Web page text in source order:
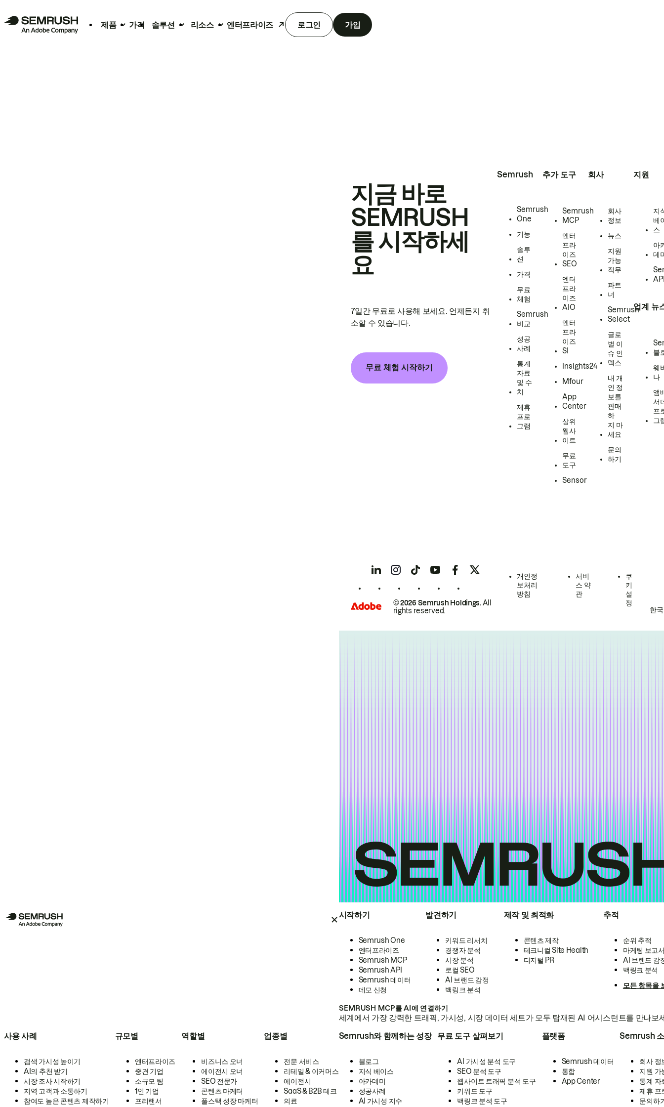
제품 가격 솔루션 리소스 엔터프라이즈 로그인 가입
시작하기
Semrush One
엔터프라이즈
Semrush MCP
Semrush API
Semrush 데이터
데모 신청
발견하기
키워드 리서치
경쟁자 분석
시장 분석
로컬 SEO
AI 브랜드 감정
백링크 분석
제작 및 최적화
콘텐츠 제작
테크니컬 Site Health
디지털 PR
추적
순위 추적
마케팅 보고
AI 브랜드 감
백링크 분석
모든 항목을
SEMRUSH MCP를 AI에 연결하기
세계에서 가장 강력한 트래픽, 가시성, 시장 데이터 세트가 모두 탑재된 AI 어시스턴트를 만나보
사용 사례
검색 가시성 높이기
AI의 추천 받기
시장 조사 시작하기
지역 고객과 소통하기
참여도 높은 콘텐츠 제작하기
규모별
엔터프라이즈
중견 기업
소규모 팀
1인 기업
프리랜서
역할별
비즈니스 오너
에이전시 오너
SEO 전문가
콘텐츠 마케터
풀스택 성장 마케터
업종별
전문 서비스
리테일 & 이커머스
에이전시
SaaS & B2B 테크
의료
Semrush와 함께하는 성장
블로그
지식 베이스
아카데미
성공사례
AI 가시성 지수
무료 도구 살펴보기
AI 가시성 분석 도구
SEO 분석 도구
웹사이트 트래픽 분석 도구
키워드 도구
백링크 분석 도구
플랫폼
Semrush 데이터
통합
App Center
Semrush
회사 정
지원 가
통계 자
제휴 프
문의하
지금 바로
SEMRUSH
를 시작하세
요
7일간 무료로 사용해 보세요. 언제든지 취
소할 수 있습니다.
무료 체험 시작하기
Semrush
Semrush
One
기능
솔루
션
가격
무료
체험
Semrush
비교
성공
사례
통계
자료
및 수
치
제휴
프로
그램
추가 도구
Semrush
MCP
엔터
프라
이즈
SEO
엔터
프라
이즈
AIO
엔터
프라
이즈
SI
Insights24
Mfour
App
Center
상위
웹사
이트
무료
도구
Sensor
회사
회사
정보
뉴스
지원
가능
직무
파트
너
Semrush
Select
글로
벌 이
슈 인
덱스
내 개
인 정
보를
판매
하
지 마
세요
문의
하기
지원
지
베
스
아
데
업계 뉴
블
웨
나
앰
서
프
그
© 2026 Semrush Holdings.All
rights reserved.
개인정
보처리
방침
서비
스 약
관
쿠
키
설
정
한